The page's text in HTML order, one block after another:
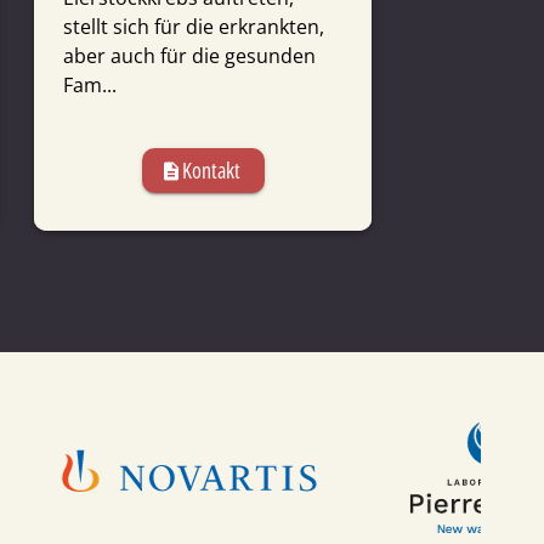
stellt sich für die erkrankten,
aber auch für die gesunden
Fam...
description Kontakt